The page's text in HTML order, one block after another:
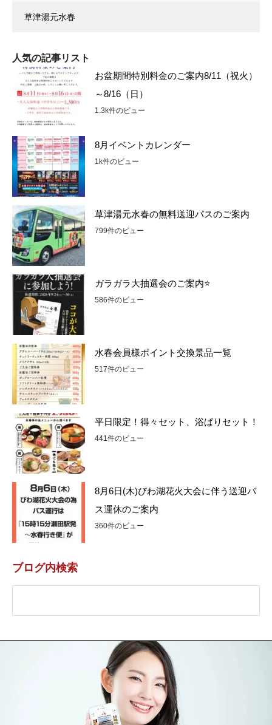
草津湯元水春
人気の記事リスト
お盆期間特別料金のご案内8/11（祝火）
～8/16（日）
1.3k件のビュー
8月イベントカレンダー
1k件のビュー
草津湯元水春の無料送迎バスのご案内
799件のビュー
ガラガラ大抽選会のご案内⭐
586件のビュー
水春会員様ポイント交換景品一覧
517件のビュー
平日限定！得々セット、浴ばりセット！
441件のビュー
8月6日(木)びわ湖花火大会に伴う送迎バ
ス運休のご案内
360件のビュー
ブログ内検索